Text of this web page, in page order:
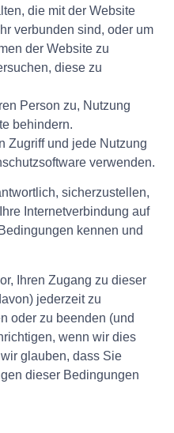
die mit der Website
verbunden sind, oder um
der Website zu
diese zu
Person zu, Nutzung
behindern.
Zugriff und jede Nutzung
verwenden.
sicherzustellen,
Internetverbindung auf
kennen und
Ihren Zugang zu dieser
jederzeit zu
oder zu beenden (und
wenn wir dies
glauben, dass Sie
dieser Bedingungen